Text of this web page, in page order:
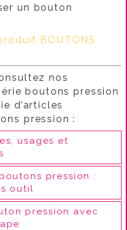
un bouton
BOUTONS
nos
boutons pression
d’articles
pression :
usages et
pression :
outil
pression avec